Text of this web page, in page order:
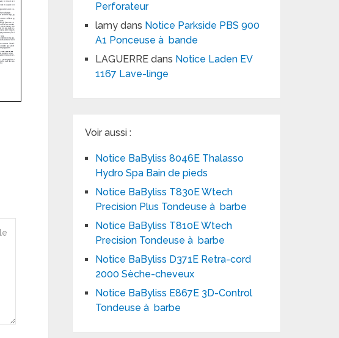
Perforateur
lamy dans Notice Parkside PBS 900
A1 Ponceuse à bande
LAGUERRE dans Notice Laden EV
1167 Lave-linge
Voir aussi :
Notice BaByliss 8046E Thalasso
Hydro Spa Bain de pieds
Notice BaByliss T830E Wtech
Precision Plus Tondeuse à barbe
Notice BaByliss T810E Wtech
Precision Tondeuse à barbe
Notice BaByliss D371E Retra-cord
2000 Sèche-cheveux
Notice BaByliss E867E 3D-Control
Tondeuse à barbe